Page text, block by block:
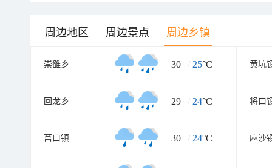
周边地区 周边景点 周边乡镇
崇雒乡 30 / 25°C 黄坑
回龙乡 29 / 24°C 将口
莒口镇 30 / 24°C 麻沙